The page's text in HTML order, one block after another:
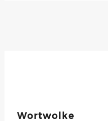
Wortwolke